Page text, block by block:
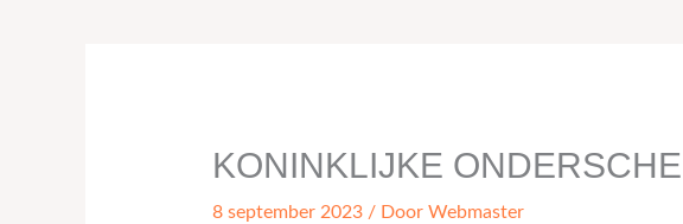
KONINKLIJKE
8 september 2023 / Door Webmaster